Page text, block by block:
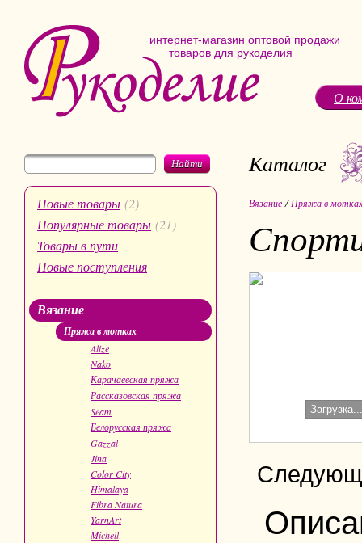
интернет-магазин оптовой продажи
товаров для рукоделия
О
Найти
Новые товары (2)
Популярные товары (21)
Товары в пути
Новые поступления
Вязание
Пряжа в мотках
Alize
Nako
Карачаевская пряжа
Рассказовская пряжа
Seam
Белорусская пряжа
Gazzal
Jina
Color City
Himalaya
Fibra Natura
YarnArt
Michell
Каталог
Вязание /Пряжа в мотках